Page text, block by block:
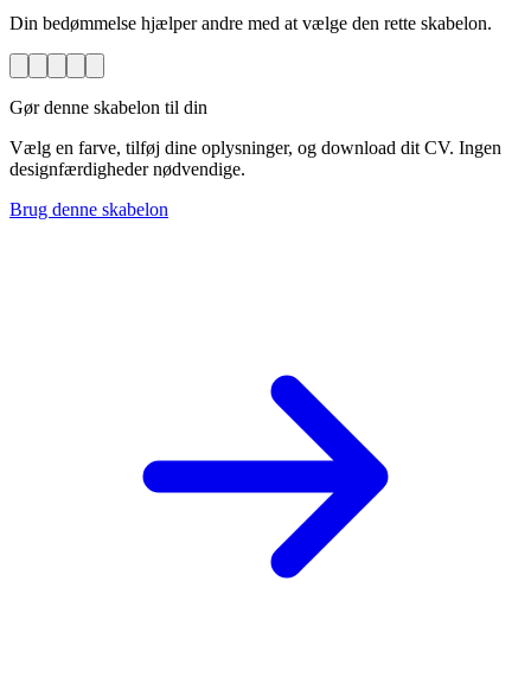
Din bedømmelse hjælper andre med at vælge den rette skabelon.
Gør denne skabelon til din
Vælg en farve, tilføj dine oplysninger, og download dit CV. Ingen
designfærdigheder nødvendige.
Brug denne skabelon